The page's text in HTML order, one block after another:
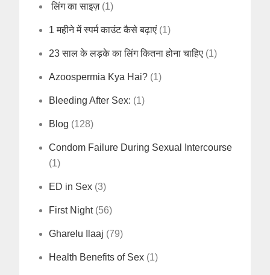
लिंग का साइज़(1)
1 महीने में स्पर्म काउंट कैसे बढ़ाएं (1)
23 साल के लड़के का लिंग कितना होना चाहिए (1)
Azoospermia Kya Hai? (1)
Bleeding After Sex: (1)
Blog (128)
Condom Failure During Sexual Intercourse
(1)
ED in Sex (3)
First Night(56)
Gharelu Ilaaj (79)
Health Benefits of Sex (1)